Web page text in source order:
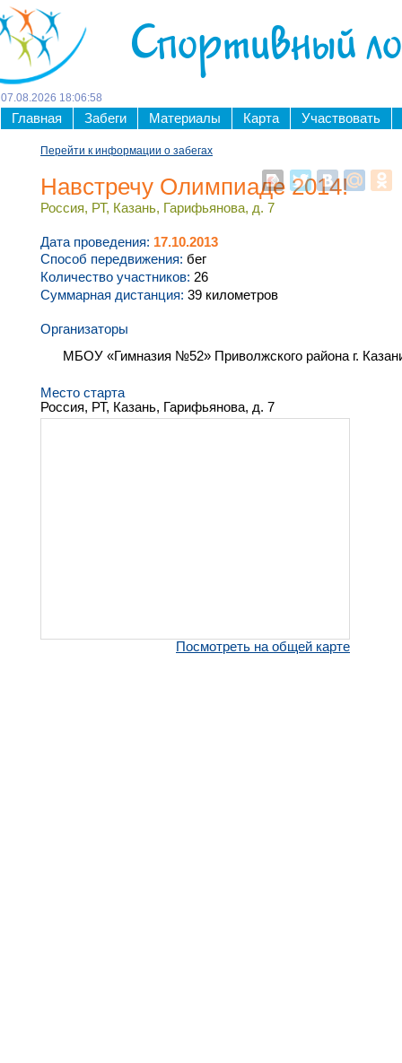
Спортивный
07 08 2026 18:06:59
Главная Забеги Материалы Карта Участвовать
Перейти к информации о забегах
Навстречу Олимпиаде 2014!
Россия, РТ, Казань, Гарифьянова, д. 7
Дата проведения: 17.10.2013
Способ передвижения: бег
Количество участников: 26
Суммарная дистанция: 39 километров
Организаторы
МБОУ «Гимназия №52» Приволжского района г.
Место старта
Россия, РТ, Казань, Гарифьянова, д. 7
Посмотреть на общей карте